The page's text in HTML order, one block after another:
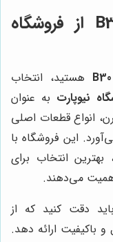
خرید ترموستات بسترن B30 از فروشگاه
هستید، انتخاب
نیوپارت به عنوان
انواع قطعات اصلی
این فروشگاه با
انتخاب برای
می‌دهند.
دقت کنید که از
باکیفیت ارائه دهد.